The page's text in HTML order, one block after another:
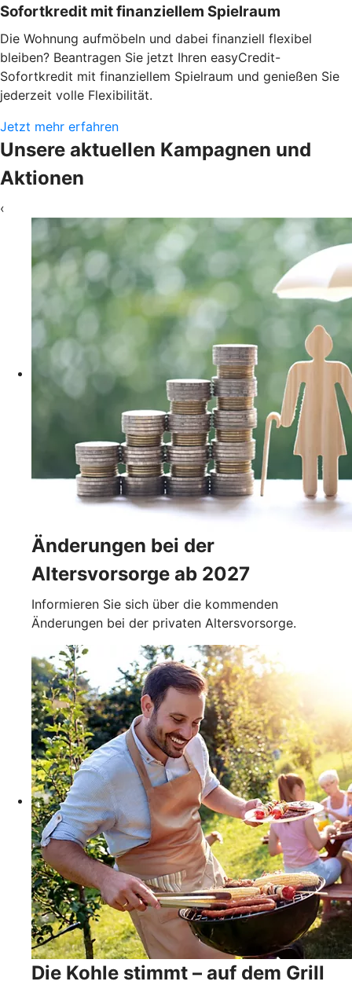
Sofortkredit mit finanziellem Spielraum
Die Wohnung aufmöbeln und dabei finanziell flexibel
bleiben? Beantragen Sie jetzt Ihren easyCredit-
Sofortkredit mit finanziellem Spielraum und genießen Sie
jederzeit volle Flexibilität.
Jetzt mehr erfahren
Unsere aktuellen Kampagnen und
Aktionen
‹
Änderungen bei der
Altersvorsorge ab 2027
Informieren Sie sich über die kommenden
Änderungen bei der privaten Altersvorsorge.
Die Kohle stimmt – auf dem Grill